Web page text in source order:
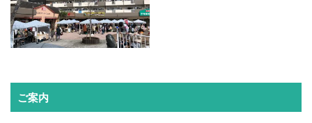
ご案内